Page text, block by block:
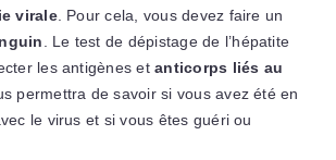
virale. Pour cela, vous devez faire un
. Le test de dépistage de l’hépatite
les antigènes etanticorps liés au
permettra de savoir si vous avez été en
le virus et si vous êtes guéri ou